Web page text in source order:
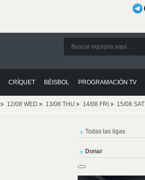
CRÍQUET BÉISBOL PROGRAMACIÓN TV
12/08 WED 13/08 THU 14/08 FRI 15/08 SAT
Todas las ligas
Donar